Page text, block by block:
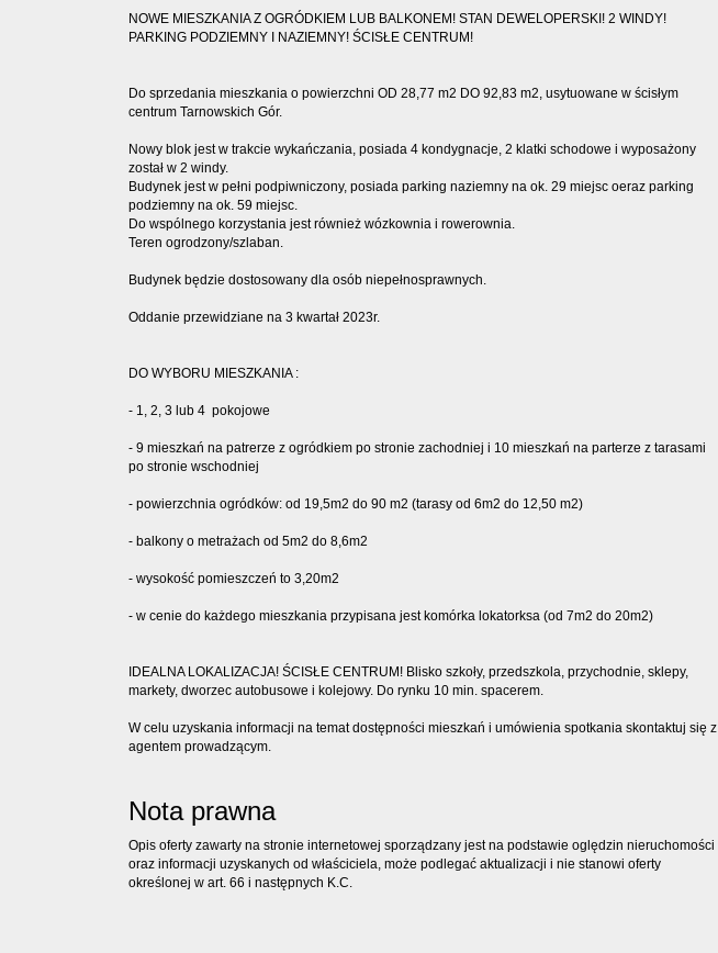
NOWE MIESZKANIA Z OGRÓDKIEM LUB BALKONEM! STAN DEWELOPERSKI! 2 WINDY!
PARKING PODZIEMNY I NAZIEMNY! ŚCISŁE CENTRUM!
Do sprzedania mieszkania o powierzchni OD 28,77 m2 DO 92,83 m2, usytuowane w ścisłym
centrum Tarnowskich Gór.
Nowy blok jest w trakcie wykańczania, posiada 4 kondygnacje, 2 klatki schodowe i wyposażony
został w 2 windy.
Budynek jest w pełni podpiwniczony, posiada parking naziemny na ok. 29 miejsc oeraz parking
podziemny na ok. 59 miejsc.
Do wspólnego korzystania jest również wózkownia i rowerownia.
Teren ogrodzony/szlaban.
Budynek będzie dostosowany dla osób niepełnosprawnych.
Oddanie przewidziane na 3 kwartał 2023r.
DO WYBORU MIESZKANIA :
- 1, 2, 3 lub 4 pokojowe
- 9 mieszkań na patrerze z ogródkiem po stronie zachodniej i 10 mieszkań na parterze z tarasami
po stronie wschodniej
- powierzchnia ogródków: od 19,5m2 do 90 m2 (tarasy od 6m2 do 12,50 m2)
- balkony o metrażach od 5m2 do 8,6m2
- wysokość pomieszczeń to 3,20m2
- w cenie do każdego mieszkania przypisana jest komórka lokatorksa (od 7m2 do 20m2)
IDEALNA LOKALIZACJA! ŚCISŁE CENTRUM! Blisko szkoły, przedszkola, przychodnie, sklepy,
markety, dworzec autobusowe i kolejowy. Do rynku 10 min. spacerem.
W celu uzyskania informacji na temat dostępności mieszkań i umówienia spotkania skontaktuj się z
agentem prowadzącym.
Nota prawna
Opis oferty zawarty na stronie internetowej sporządzany jest na podstawie oględzin nieruchomości
oraz informacji uzyskanych od właściciela, może podlegać aktualizacji i nie stanowi oferty
określonej w art. 66 i następnych K.C.